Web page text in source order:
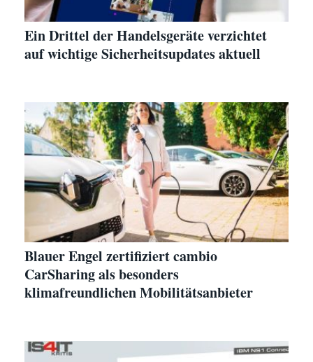
Ein Drittel der Handelsgeräte verzichtet
auf wichtige Sicherheitsupdates aktuell
Blauer Engel zertifiziert cambio
CarSharing als besonders
klimafreundlichen Mobilitätsanbieter